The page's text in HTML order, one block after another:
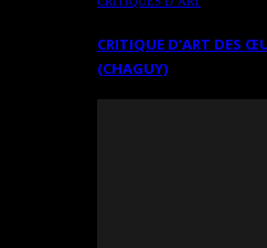
CRITIQUE D’ART DES
(CHAGUY)